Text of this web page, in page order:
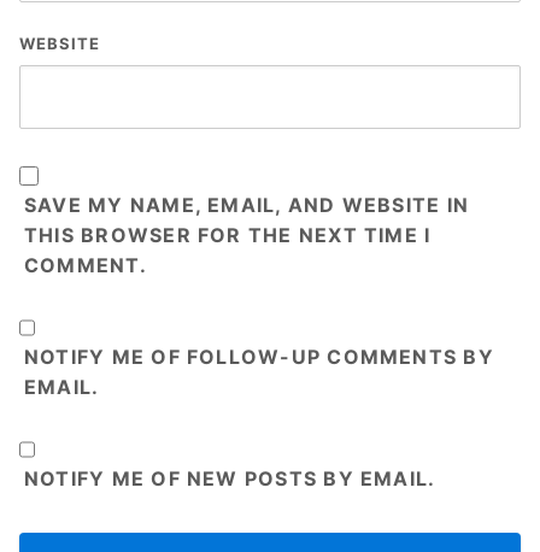
WEBSITE
SAVE MY NAME, EMAIL, AND WEBSITE IN
THIS BROWSER FOR THE NEXT TIME I
COMMENT.
NOTIFY ME OF FOLLOW-UP COMMENTS BY
EMAIL.
NOTIFY ME OF NEW POSTS BY EMAIL.